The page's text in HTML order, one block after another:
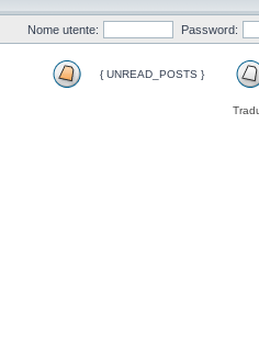
Nome utente: Password:
{ UNREAD_POSTS }